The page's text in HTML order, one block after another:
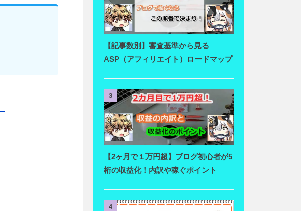
【記事数別】審査基準から見る
ASP（アフィリエイト）ロードマップ
3
【2ヶ月で１万円超】ブログ初心者が5
桁の収益化！内訳や稼ぐポイント
4